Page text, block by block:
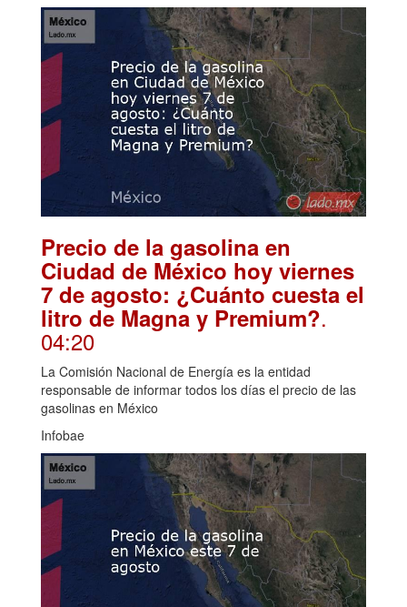
Precio de la gasolina en
Ciudad de México hoy viernes
7 de agosto: ¿Cuánto cuesta el
litro de Magna y Premium?.
04:20
La Comisión Nacional de Energía es la entidad
responsable de informar todos los días el precio de las
gasolinas en México
Infobae